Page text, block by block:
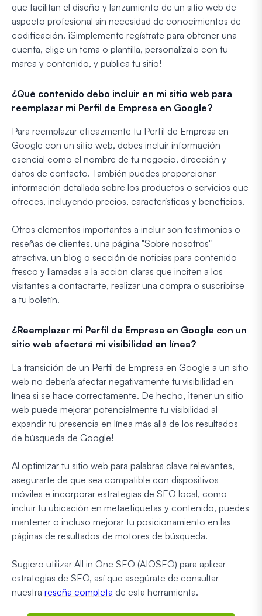
que facilitan el diseño y lanzamiento de un sitio web de
aspecto profesional sin necesidad de conocimientos de
codificación. ¡Simplemente regístrate para obtener una
cuenta, elige un tema o plantilla, personalízalo con tu
marca y contenido, y publica tu sitio!
¿Qué contenido debo incluir en mi sitio web para
reemplazar mi Perfil de Empresa en Google?
Para reemplazar eficazmente tu Perfil de Empresa en
Google con un sitio web, debes incluir información
esencial como el nombre de tu negocio, dirección y
datos de contacto. También puedes proporcionar
información detallada sobre los productos o servicios que
ofreces, incluyendo precios, características y beneficios.
Otros elementos importantes a incluir son testimonios o
reseñas de clientes, una página "Sobre nosotros"
atractiva, un blog o sección de noticias para contenido
fresco y llamadas a la acción claras que inciten a los
visitantes a contactarte, realizar una compra o suscribirse
a tu boletín.
¿Reemplazar mi Perfil de Empresa en Google con un
sitio web afectará mi visibilidad en línea?
La transición de un Perfil de Empresa en Google a un sitio
web no debería afectar negativamente tu visibilidad en
línea si se hace correctamente. De hecho, ¡tener un sitio
web puede mejorar potencialmente tu visibilidad al
expandir tu presencia en línea más allá de los resultados
de búsqueda de Google!
Al optimizar tu sitio web para palabras clave relevantes,
asegurarte de que sea compatible con dispositivos
móviles e incorporar estrategias de SEO local, como
incluir tu ubicación en metaetiquetas y contenido, puedes
mantener o incluso mejorar tu posicionamiento en las
páginas de resultados de motores de búsqueda.
Sugiero utilizar All in One SEO (AIOSEO) para aplicar
estrategias de SEO, así que asegúrate de consultar
nuestra reseña completa de esta herramienta.